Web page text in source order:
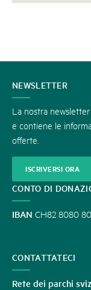
CONTATTATECI
NEWSLETTER
La nostra
e contiene le
offerte.
ISCRIVERSI ORA
CONTO DI
IBAN CH82 8080
CONTATTATECI
Rete dei parchi